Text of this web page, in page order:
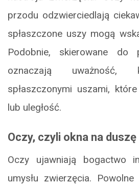
przodu odzwierciedlają
spłaszczone uszy mogą
Podobnie, skierowane
oznaczają uważność,
spłaszczonymi uszami,
lub uległość.
Oczy, czyli okna na duszę
Oczy ujawniają bogactwo
umysłu zwierzęcia.